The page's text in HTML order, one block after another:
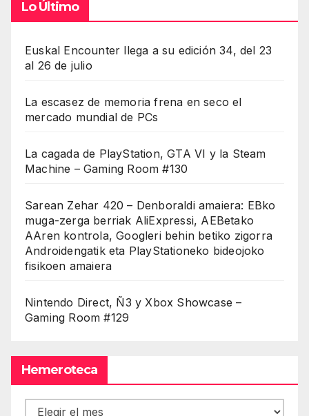
Lo Último
Euskal Encounter llega a su edición 34, del 23
al 26 de julio
La escasez de memoria frena en seco el
mercado mundial de PCs
La cagada de PlayStation, GTA VI y la Steam
Machine – Gaming Room #130
Sarean Zehar 420 – Denboraldi amaiera: EBko
muga-zerga berriak AliExpressi, AEBetako
AAren kontrola, Googleri behin betiko zigorra
Androidengatik eta PlayStationeko bideojoko
fisikoen amaiera
Nintendo Direct, Ñ3 y Xbox Showcase –
Gaming Room #129
Hemeroteca
Hemeroteca